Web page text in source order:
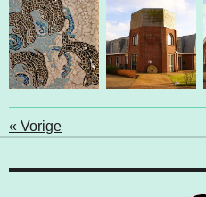
« Vorige